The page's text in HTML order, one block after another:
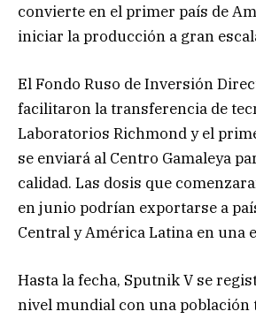
convierte en el primer país de
iniciar la producción a gran
El Fondo Ruso de Inversión
facilitaron la transferencia de
Laboratorios Richmond y el
se enviará al Centro Gamaleya
calidad. Las dosis que
en junio podrían exportarse a
Central y América Latina en una
Hasta la fecha, Sputnik V se
nivel mundial con una población